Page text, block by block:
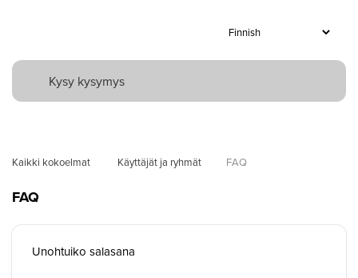
Kaikki kokoelmat Käyttäjät ja ryhmät FAQ
FAQ
Unohtuiko salasana